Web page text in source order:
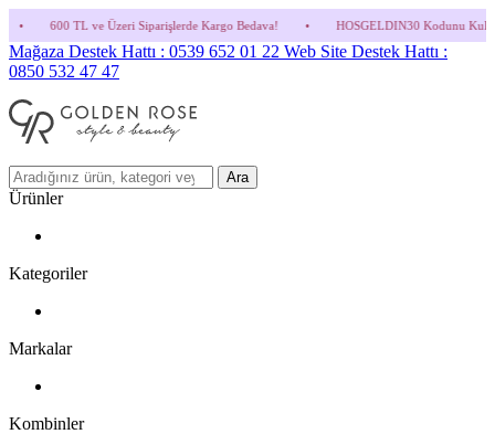
Üzeri Siparişlerde Kargo Bedava! • HOSGELDIN30 Kodunu Kullanmayı
Mağaza Destek Hattı : 0539 652 01 22 Web Site Destek Hattı :
0850 532 47 47
Ara
Ürünler
Kategoriler
Markalar
Kombinler